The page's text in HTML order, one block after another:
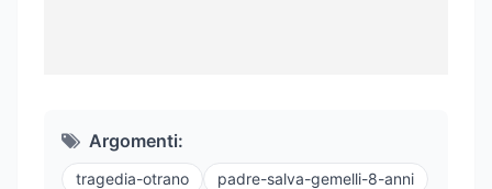
Argomenti:
tragedia-otrano
padre-salva-gemelli-8-anni